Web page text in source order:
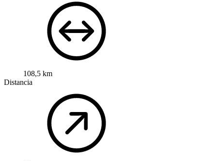
108,5 km
Distancia